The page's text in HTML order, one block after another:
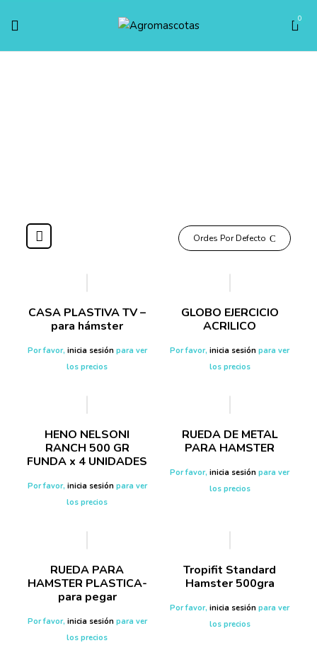
0
Ordes Por Defecto
CASA PLASTIVA TV –
para hámster
Por favor, inicia sesiónpara ver
los precios
GLOBO EJERCICIO
ACRILICO
Por favor,inicia sesión para ver
los precios
HENO NELSONI
RANCH 500 GR
FUNDA x 4 UNIDADES
Por favor, inicia sesiónpara ver
los precios
RUEDA DE METAL
PARA HAMSTER
Por favor,inicia sesión para ver
los precios
RUEDA PARA
HAMSTER PLASTICA-
para pegar
Por favor, inicia sesiónpara ver
los precios
Tropifit Standard
Hamster 500gra
Por favor,inicia sesión para ver
los precios